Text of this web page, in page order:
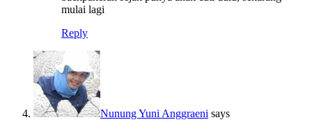
mulai lagi
Reply
Nunung Yuni Anggraeni says